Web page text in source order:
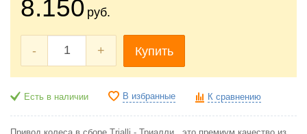
8.150 руб.
- + Купить
Есть в наличии В избранные К сравнению